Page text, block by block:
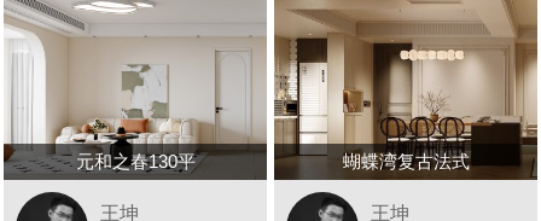
元和之春130平
王坤
蝴蝶湾复古法式
王坤